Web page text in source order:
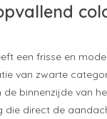
een frisse en
van zwarte
binnenzijde van
die direct de